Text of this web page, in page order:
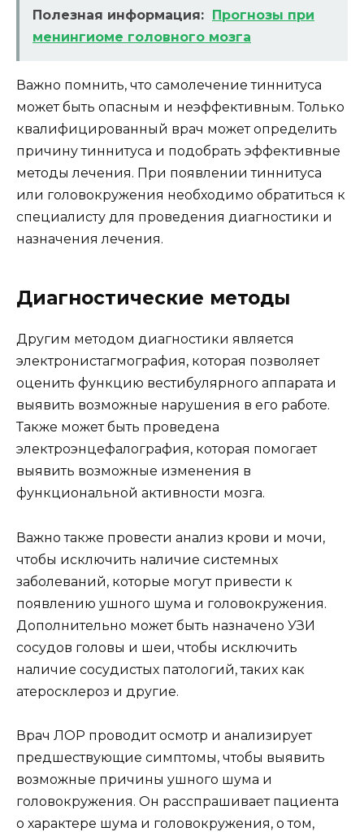
Полезная информация:
Прогнозы при
менингиоме головного мозга
Важно помнить, что самолечение тиннитуса
может быть опасным и неэффективным. Только
квалифицированный врач может определить
причину тиннитуса и подобрать эффективные
методы лечения. При появлении тиннитуса
или головокружения необходимо обратиться к
специалисту для проведения диагностики и
назначения лечения.
Диагностические методы
Другим методом диагностики является
электронистагмография, которая позволяет
оценить функцию вестибулярного аппарата и
выявить возможные нарушения в его работе.
Также может быть проведена
электроэнцефалография, которая помогает
выявить возможные изменения в
функциональной активности мозга.
Важно также провести анализ крови и мочи,
чтобы исключить наличие системных
заболеваний, которые могут привести к
появлению ушного шума и головокружения.
Дополнительно может быть назначено УЗИ
сосудов головы и шеи, чтобы исключить
наличие сосудистых патологий, таких как
атеросклероз и другие.
Врач ЛОР проводит осмотр и анализирует
предшествующие симптомы, чтобы выявить
возможные причины ушного шума и
головокружения. Он расспрашивает пациента
о характере шума и головокружения, о том,